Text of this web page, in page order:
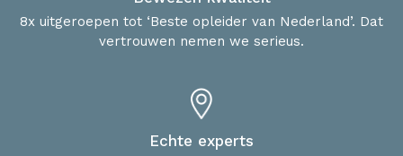
8x uitgeroepen tot ‘Beste opleider van Nederland’. Dat
vertrouwen nemen we serieus.
Echte experts